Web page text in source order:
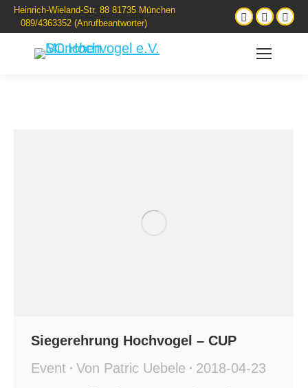
Heinrich-Wieland-Str. 88 81735 München
089/4363352 (Anrufbeantworter)
Siegerehrung Hochvogel – CUP
Event
Von Patric Uebele
2018-04-23